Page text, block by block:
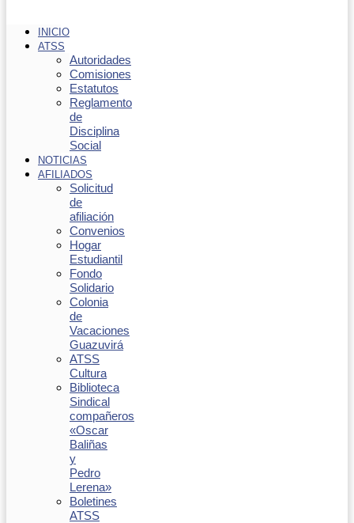
INICIO
ATSS
Autoridades
Comisiones
Estatutos
Reglamento
de
Disciplina
Social
NOTICIAS
AFILIADOS
Solicitud
de
afiliación
Convenios
Hogar
Estudiantil
Fondo
Solidario
Colonia
de
Vacaciones
Guazuvirá
ATSS
Cultura
Biblioteca
Sindical
compañeros
«Oscar
Baliñas
y
Pedro
Lerena»
Boletines
ATSS